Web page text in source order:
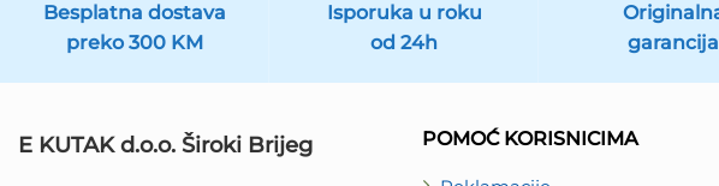
Besplatna dostava
preko 300 KM
Isporuka u roku
od 24h
garancija
E KUTAK d.o.o. Široki Brijeg POMOĆ KORISNICIMA